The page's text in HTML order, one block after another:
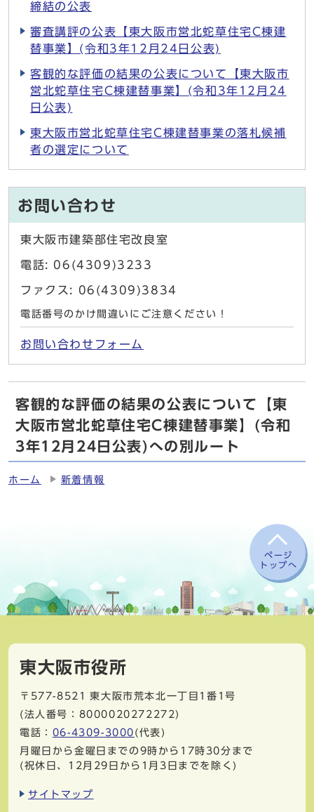
締結の公表
審査講評の公表【東大阪市営北蛇草住宅C棟建
替事業】(令和3年12月24日公表)
客観的な評価の結果の公表について【東大阪市
営北蛇草住宅C棟建替事業】(令和3年12月24
日公表)
東大阪市営北蛇草住宅C棟建替事業の落札候補
者の選定について
お問い合わせ
東大阪市建築部住宅改良室
電話: 06(4309)3233
ファクス: 06(4309)3834
電話番号のかけ間違いにご注意ください！
お問い合わせフォーム
客観的な評価の結果の公表について【東
大阪市営北蛇草住宅C棟建替事業】(令和
3年12月24日公表)への別ルート
ホーム 新着情報
ページ
トップへ
東大阪市役所
〒577-8521
東大阪市荒本北一丁目1番1号
(法人番号：8000020272272)
電話： 06-4309-3000 (代表)
月曜日から金曜日までの9時から17時30分まで
(祝休日、12月29日から1月3日までを除く)
サイトマップ